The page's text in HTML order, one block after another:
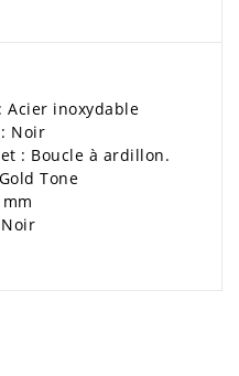
inoxydable
Noir
: Boucle à ardillon.
Tone